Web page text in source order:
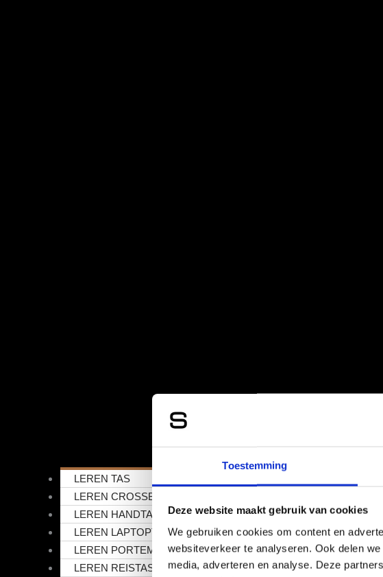
Toestemming
Deze website maakt gebruik van cookies
We gebruiken cookies om content en
websiteverkeer te analyseren. Ook delen
media, adverteren en analyse. Deze
LEREN TAS
LEREN CROSSBODYTAS
LEREN HANDTAS
LEREN LAPTOPTAS
LEREN PORTEMONNEE
LEREN REISTAS